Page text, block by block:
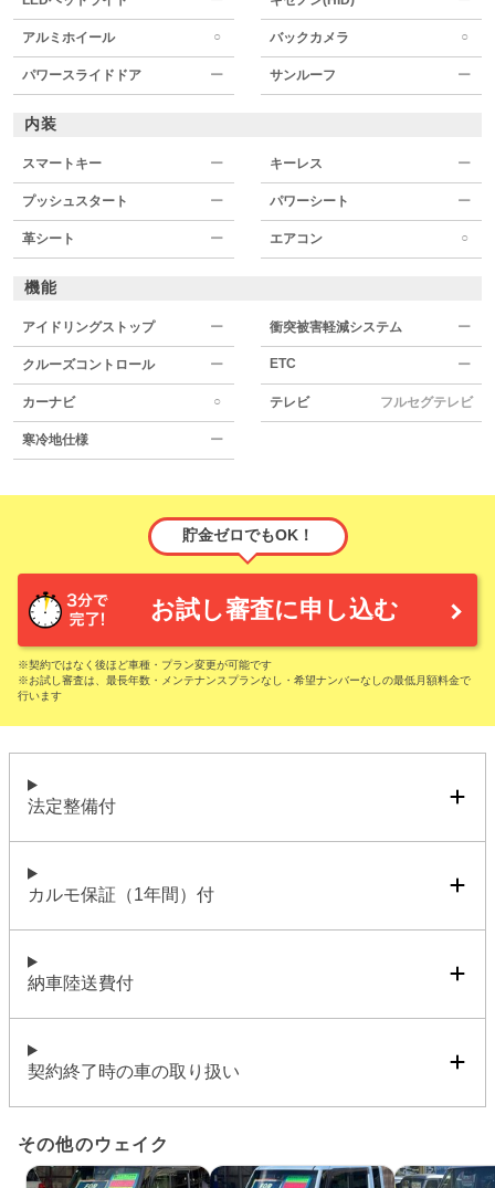
アルミホイール ○ バックカメラ ○
パワースライドドア ー サンルーフ ー
内装
スマートキー ー キーレス ー
プッシュスタート ー パワーシート ー
革シート ー エアコン ○
機能
アイドリングストップ ー 衝突被害軽減システム ー
クルーズコントロール ー ETC ー
カーナビ ○ テレビ フルセグテレビ
寒冷地仕様 ー
貯金ゼロでもOK！
お試し審査に申し込む
※契約ではなく後ほど車種・プラン変更が可能です
※お試し審査は、最長年数・メンテナンスプランなし・希望ナンバーなしの最低月額料金で
行います
法定整備付
カルモ保証（1年間）付
納車陸送費付
契約終了時の車の取り扱い
その他のウェイク